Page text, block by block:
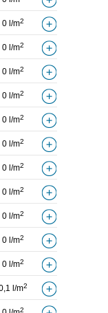
0 l/m2
0 l/m2
0 l/m2
0 l/m2
0 l/m2
0 l/m2
0 l/m2
0 l/m2
0 l/m2
0 l/m2
0 l/m2
l/m2
2